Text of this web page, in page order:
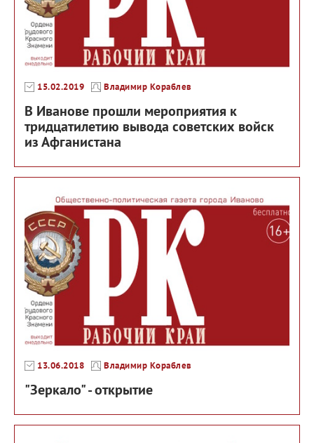
15.02.2019 Владимир Кораблев
В Иванове прошли мероприятия к
тридцатилетию вывода советских войск
из Афганистана
13.06.2018 Владимир Кораблев
"Зеркало" - открытие